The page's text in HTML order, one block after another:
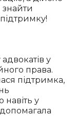
знайти
у
права.
підтримка,
навіть у